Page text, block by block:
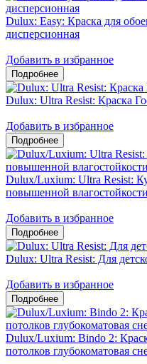
Dulux: Easy: Краска для
дисперсионная
Добавить в избранное
Dulux: Ultra Resist: Краска
Добавить в избранное
Dulux/Luxium: Ultra Resist:
повышенной
Добавить в избранное
Dulux: Ultra Resist: Для
Добавить в избранное
Dulux/Luxium: Bindo 2:
потолков глубокоматовая